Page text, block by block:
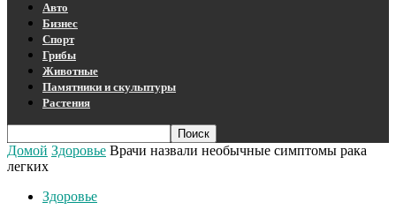
Авто
Бизнес
Спорт
Грибы
Животные
Памятники и скульптуры
Растения
Домой Здоровье Врачи назвали необычные симптомы рака
легких
Здоровье